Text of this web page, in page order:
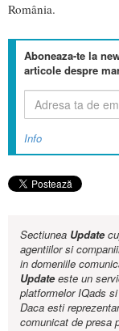
România.
Aboneaza-te la
articole despre
Info
Sectiunea Update
agentiilor si
in domeniile
Updateeste un
platformelor IQads
Daca esti
comunicat de presa